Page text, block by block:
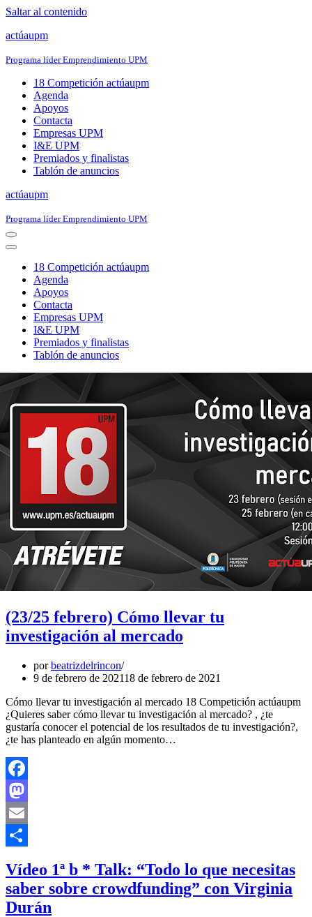
Saltar al contenido
actúaupm
Programa líder Emprendimiento UPM
18 Competición actúaupm
Agenda
Apoyos
Contacta
Empresas UPM
I&E UPM
Premiados y finalistas
Tablón de anuncios
actúaupm
Programa líder Emprendimiento UPM
Menú
de
Menú
navegación
18 Competición actúaupm
Agenda
Apoyos
Contacta
Empresas UPM
I&E UPM
Premiados y finalistas
Tablón de anuncios
(23/25 febrero) Cómo llevar tu
investigación al mercado
porbeatrizdelrincon
9 de febrero de 202118 de febrero de 2021
Cómo llevar tu investigación al mercado 18 Competición actúaupm
¿Quieres saber cómo llevar tu investigación al mercado? , ¿te
gustaría conocer el potencial de los resultados de tu investigación?,
¿te has planteado en algún momento…
Facebook
Mastodon
Email
Vídeo 1ª b * Talk: “Todo lo que necesitas
saber sobre crowdfunding” con Virginia
Durán